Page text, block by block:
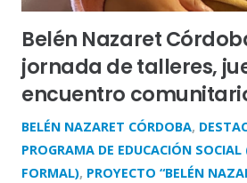
Belén Nazaret
jornada de talleres,
encuentro
BELÉN NAZARET CÓRDOBA,
PROGRAMA DE EDUCACIÓN
FORMAL), PROYECTO “BELÉN